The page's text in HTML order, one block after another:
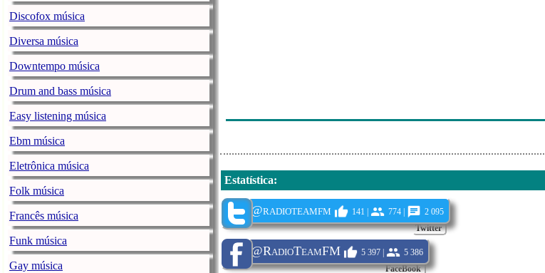
Discofox música
Diversa música
Downtempo música
Drum and bass música
Easy listening música
Ebm música
Eletrônica música
Folk música
Francês música
Funk música
Gay música
Estatística:
Twitter
@radioteamfm 141 | 774 | 2 095
FaceBook
@RadioTeamFM 5 397 | 5 386